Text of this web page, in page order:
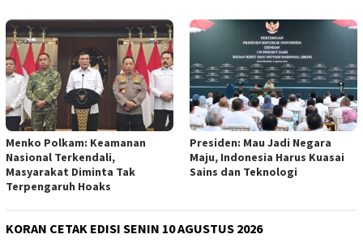
Menko Polkam: Keamanan
Nasional Terkendali,
Masyarakat Diminta Tak
Terpengaruh Hoaks
Presiden: Mau Jadi Negara
Maju, Indonesia Harus Kuasai
Sains dan Teknologi
KORAN CETAK EDISI SENIN 10 AGUSTUS 2026